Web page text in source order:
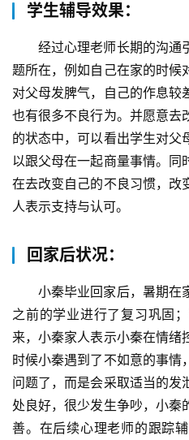
们
师
资
力
量
校
园
生
中
心
教
研
中
心
学生辅导效果：
经过心理老师长期的沟通
题所在，例如自己在家的时候
对父母发脾气，自己的作息较
也有很多不良行为。并愿意去
的状态中，可以看出学生对父
以跟父母在一起商量事情。同
在去改变自己的不良习惯，改
人表示支持与认可。
回家后状况：
小秦毕业回家后，暑期在
之前的学业进行了复习巩固
来，小秦家人表示小秦在情绪
时候小秦遇到了不如意的事情
问题了，而是会采取适当的发
处良好，很少发生争吵，小秦
善。在后续心理老师的跟踪